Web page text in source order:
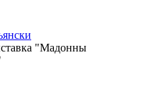
"Мадонны